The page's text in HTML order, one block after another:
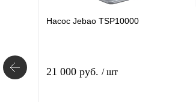
Насос Jebao TSP10000
21 000 руб. / шт